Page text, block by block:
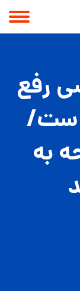
رفع
به